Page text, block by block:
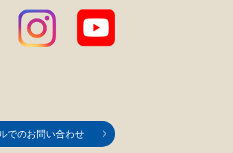
でのお問い合わせ